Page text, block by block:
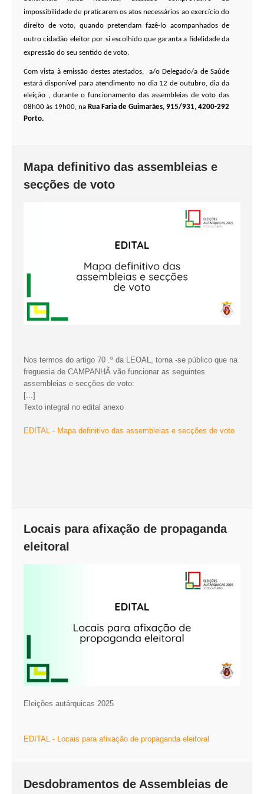
impossibilidade de praticarem os atos necessários ao exercício do
direito de voto, quando pretendam fazê-lo acompanhados de
outro cidadão eleitor por si escolhido que garanta a fidelidade da
expressão do seu sentido de voto.
Com vista à emissão destes atestados, a/o Delegado/a de Saúde
estará disponível para atendimento no dia 12 de outubro, dia da
eleição , durante o funcionamento das assembleias de voto das
08h00 às 19h00, na Rua Faria de Guimarães, 915/931, 4200-292
Porto.
Mapa definitivo das assembleias e
secções de voto
Nos termos do artigo 70 .º da LEOAL, torna -se público que na
freguesia de CAMPANHÃ vão funcionar as seguintes
assembleias e secções de voto:
[...]
Texto integral no edital anexo
EDITAL - Mapa definitivo das assembleias e secções de voto
Locais para afixação de propaganda
eleitoral
Eleições autárquicas 2025
EDITAL - Locais para afixação de propaganda eleitoral
Desdobramentos de Assembleias de